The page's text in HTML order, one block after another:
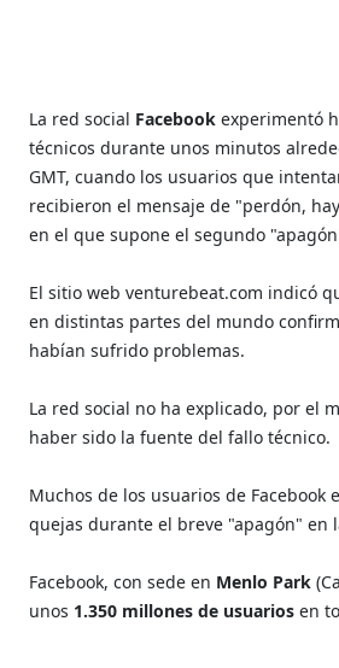
La red social Facebookexperimentó
técnicos durante unos minutos
GMT, cuando los usuarios que
recibieron el mensaje de "perdón,
en el que supone el segundo
El sitio web venturebeat.com indicó
en distintas partes del mundo
habían sufrido problemas.
La red social no ha explicado, por el
haber sido la fuente del fallo técnico.
Muchos de los usuarios de Facebook
quejas durante el breve "apagón" en
Facebook, con sede en Menlo Park
unos 1.350 millones de usuarios en